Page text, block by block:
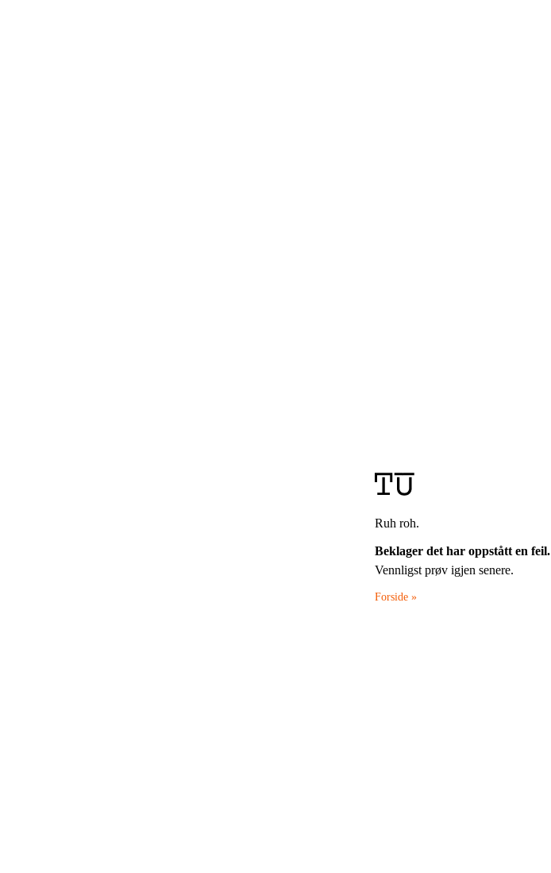
Ruh roh.
Beklager det har oppstått en feil.
Vennligst prøv igjen senere.
Forside »